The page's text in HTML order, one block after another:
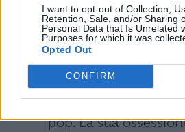
I want to opt-out of Collection,
Retention, Sale, and/or Sharing
Personal Data that Is Unrelated
Purposes for which it was
Opted Out
CONFIRM
creata da Dan
gruppo di studio
college non si può
personaggi di Abed,
terminale di tutto ciò
pop. La sua